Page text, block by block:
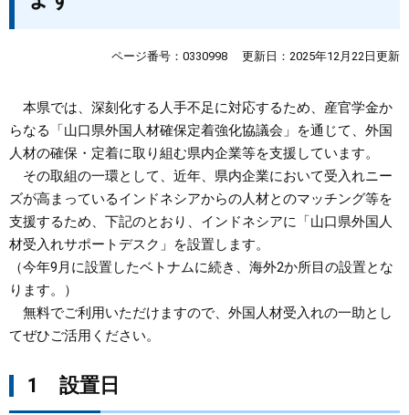
健康・福祉
教育・文化・スポーツ
しごと・産業・観光
まちづくり
県政情報
ページ番号：0330998 更新日：2025年12月22日更新
本県では、深刻化する人手不足に対応するため、産官学金か
らなる「山口県外国人材確保定着強化協議会」を通じて、外国
人材の確保・定着に取り組む県内企業等を支援しています。
その取組の一環として、近年、県内企業において受入れニー
ズが高まっているインドネシアからの人材とのマッチング等を
支援するため、下記のとおり、インドネシアに「山口県外国人
材受入れサポートデスク」を設置します。
（今年9月に設置したベトナムに続き、海外2か所目の設置とな
ります。）
無料でご利用いただけますので、外国人材受入れの一助とし
てぜひご活用ください。​
1 設置日